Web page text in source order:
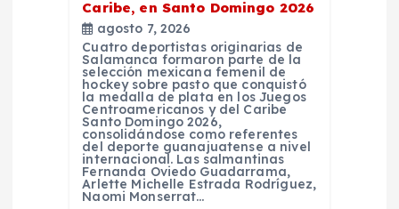
Caribe, en Santo Domingo 2026
agosto 7, 2026
Cuatro deportistas originarias de
Salamanca formaron parte de la
selección mexicana femenil de
hockey sobre pasto que conquistó
la medalla de plata en los Juegos
Centroamericanos y del Caribe
Santo Domingo 2026,
consolidándose como referentes
del deporte guanajuatense a nivel
internacional. Las salmantinas
Fernanda Oviedo Guadarrama,
Arlette Michelle Estrada Rodríguez,
Naomi Monserrat…